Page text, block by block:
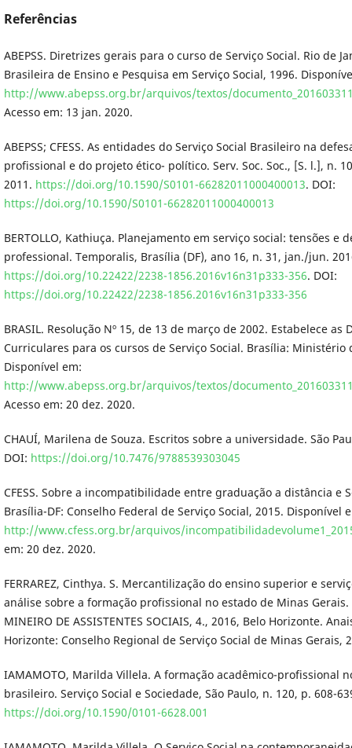
Referências
ABEPSS. Diretrizes gerais para o curso de Serviço Social. Rio de
Brasileira de Ensino e Pesquisa em Serviço Social, 1996.
http://www.abepss.org.br/arquivos/textos/
Acesso em: 13 jan. 2020.
ABEPSS; CFESS. As entidades do Serviço Social Brasileiro na
profissional e do projeto ético- político. Serv. Soc. Soc., [S. l.], n.
2011. https://doi.org/10.1590/S0101-66282011000400013. DOI:
https://doi.org/10.1590/S0101-66282011000400013
BERTOLLO, Kathiuça. Planejamento em serviço social: tensões e
professional. Temporalis, Brasília (DF), ano 16, n. 31, jan./jun.
https://doi.org/10.22422/2238-1856.2016v16n31p333-356. DOI:
https://doi.org/10.22422/2238-1856.2016v16n31p333-356
BRASIL. Resolução Nº 15, de 13 de março de 2002. Estabelece as
Curriculares para os cursos de Serviço Social. Brasília: Ministério
Disponível em:
http://www.abepss.org.br/arquivos/textos/
Acesso em: 20 dez. 2020.
CHAUÍ, Marilena de Souza. Escritos sobre a universidade. São
DOI: https://doi.org/10.7476/9788539303045
CFESS. Sobre a incompatibilidade entre graduação a distância e
Brasília-DF: Conselho Federal de Serviço Social, 2015. Disponível
http://www.cfess.org.br/arquivos/
em: 20 dez. 2020.
FERRAREZ, Cinthya. S. Mercantilização do ensino superior e
análise sobre a formação profissional no estado de Minas Gerais.
MINEIRO DE ASSISTENTES SOCIAIS, 4., 2016, Belo Horizonte.
Horizonte: Conselho Regional de Serviço Social de Minas Gerais,
IAMAMOTO, Marilda Villela. A formação acadêmico-profissional
brasileiro. Serviço Social e Sociedade, São Paulo, n. 120, p. 608-
https://doi.org/10.1590/0101-6628.001